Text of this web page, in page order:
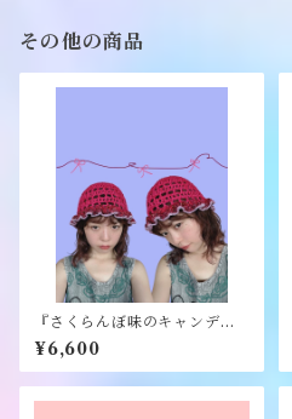
その他の商品
『さくらんぼ味のキャンディ
ハット』《merry yarn》
¥6,600